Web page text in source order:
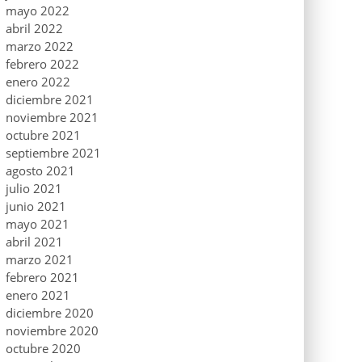
mayo 2022
abril 2022
marzo 2022
febrero 2022
enero 2022
diciembre 2021
noviembre 2021
octubre 2021
septiembre 2021
agosto 2021
julio 2021
junio 2021
mayo 2021
abril 2021
marzo 2021
febrero 2021
enero 2021
diciembre 2020
noviembre 2020
octubre 2020